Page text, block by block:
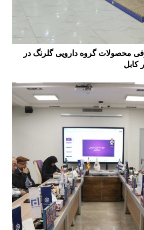
محصولات گروه دارویی گلرنگ در
کابل